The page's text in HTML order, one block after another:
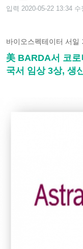
입력 2020-05-22 13:34 수
바이오스펙테이터 서일
美 BARDA서 코로
국서 임상 3상, 생